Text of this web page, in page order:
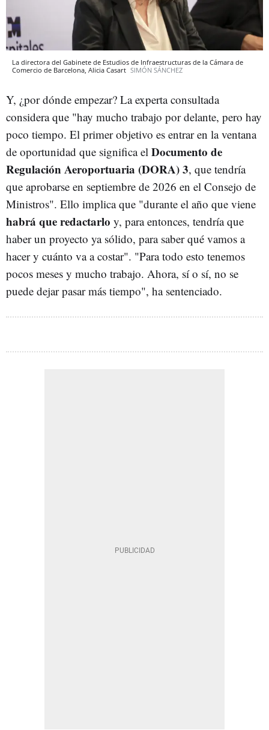
La directora del Gabinete de Estudios de Infraestructuras de la Cámara de
Comercio de Barcelona, Alicia Casart SIMÓN SÁNCHEZ
Y, ¿por dónde empezar? La experta consultada
considera que "hay mucho trabajo por delante, pero hay
poco tiempo. El primer objetivo es entrar en la ventana
de oportunidad que significa el Documento de
Regulación Aeroportuaria (DORA) 3, que tendría
que aprobarse en septiembre de 2026 en el Consejo de
Ministros". Ello implica que "durante el año que viene
habrá que redactarlo y, para entonces, tendría que
haber un proyecto ya sólido, para saber qué vamos a
hacer y cuánto va a costar". "Para todo esto tenemos
pocos meses y mucho trabajo. Ahora, sí o sí, no se
puede dejar pasar más tiempo", ha sentenciado.